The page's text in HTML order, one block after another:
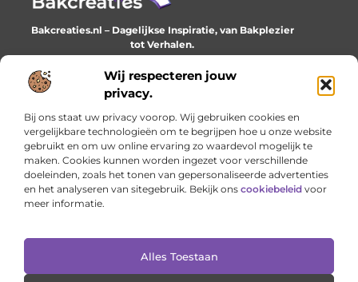
Wij respecteren jouw
privacy.
Bij ons staat uw privacy voorop. Wij gebruiken cookies en
vergelijkbare technologieën om te begrijpen hoe u onze website
gebruikt en om uw online ervaring zo waardevol mogelijk te
maken. Cookies kunnen worden ingezet voor verschillende
doeleinden, zoals het tonen van gepersonaliseerde advertenties
en het analyseren van sitegebruik. Bekijk ons cookiebeleid voor
meer informatie.
Alles Toestaan
Bakcreaties.nl – Dagelijkse Inspiratie, van Bakplezier
tot Verhalen.
Ontdek unieke en creatieve verhalen die je elke dag
verrijken en inspireren.
Onze informatie
Cookiebeleid (EU)